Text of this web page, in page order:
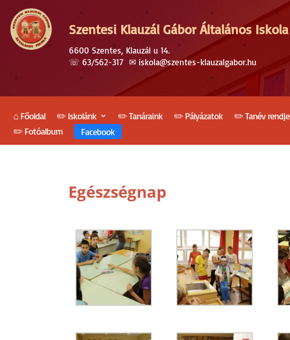
Szentesi Klauzál Gábor Általános Iskola
6600 Szentes, Klauzál u 14.
☏ 63/562-317 ✉︎ iskola@szentes-klauzalgabor.hu
⌂ Főoldal ✏️ Iskolánk ✏️ Tanáraink ✏️ Pályázatok ✏️ Tanév rendje
✏️ Fotóalbum
Facebook
Egészségnap